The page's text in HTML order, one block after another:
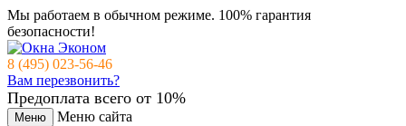
Мы работаем в обычном режиме. 100% гарантия
безопасности!
8 (495) 023-56-46
Вам перезвонить?
Предоплата всего от 10%
Меню
Меню сайта